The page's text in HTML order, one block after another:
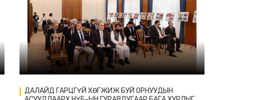
ДАЛАЙД ГАРЦГҮЙ ХӨГЖИЖ БУЙ ОРНУУДЫН